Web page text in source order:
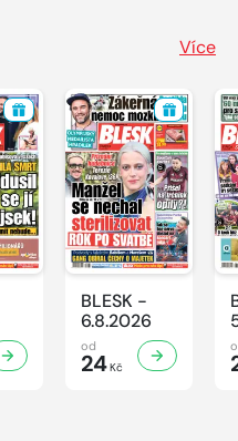
Více
BLESK -
6.8.2026
od
24Kč